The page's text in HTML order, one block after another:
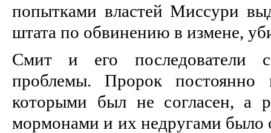
попытками властей Миссури
штата по обвинению в измене,
Смит и его последователи
проблемы. Пророк постоянно
которыми был не согласен, а
мормонами и их недругами